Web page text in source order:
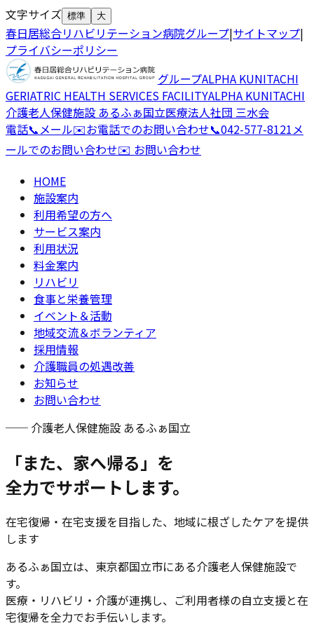
文字サイズ 標準 大
春日居総合リハビリテーション病院グループ|サイトマップ|
プライバシーポリシー
グループALPHA KUNITACHI
GERIATRIC HEALTH SERVICES FACILITYALPHA KUNITACHI
介護老人保健施設 あるふぁ国立医療法人社団 三水会
電話📞メール✉️お電話でのお問い合わせ📞042-577-8121メ
ールでのお問い合わせ✉️ お問い合わせ
HOME
施設案内
利用希望の方へ
サービス案内
利用状況
料金案内
リハビリ
食事と栄養管理
イベント＆活動
地域交流＆ボランティア
採用情報
介護職員の処遇改善
お知らせ
お問い合わせ
── 介護老人保健施設 あるふぁ国立
「また、家へ帰る」を
全力でサポートします。
在宅復帰・在宅支援を目指した、地域に根ざしたケアを提供
します
あるふぁ国立は、東京都国立市にある介護老人保健施設で
す。
医療・リハビリ・介護が連携し、ご利用者様の自立支援と在
宅復帰を全力でお手伝いします。